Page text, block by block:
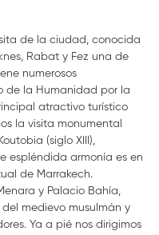
de la ciudad, conocida
Rabat y Fez una de
numerosos
de la Humanidad por la
atractivo turístico
la visita monumental
(siglo XIII),
espléndida armonía es en
de Marrakech.
y Palacio Bahía,
medievo musulmán y
Ya a pié nos dirigimos